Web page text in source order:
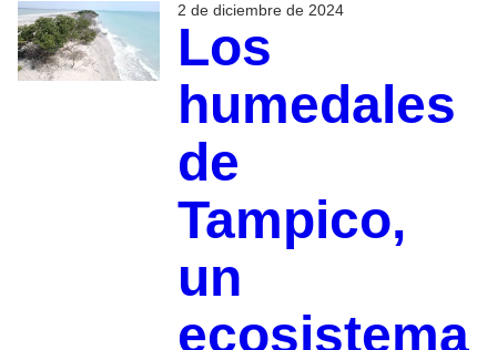
2 de diciembre de 2024
Los
humedales
de
Tampico,
un
ecosistema